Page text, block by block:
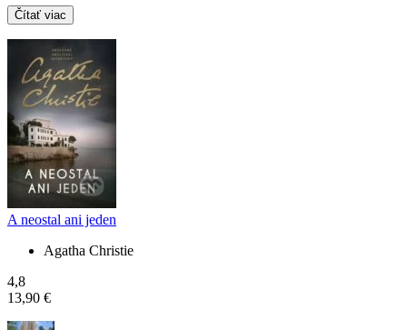
Čítať viac
A neostal ani jeden
Agatha Christie
4,8
13,90 €